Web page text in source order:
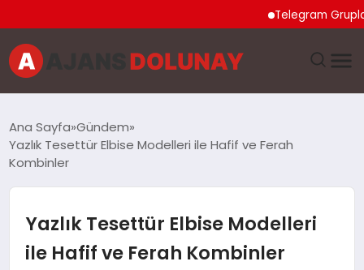
Telegram Grupları
EĞITIM
Ana Sayfa Gündem
Yazlık Tesettür Elbise Modelleri ile Hafif ve Ferah
Kombinler
Yazlık Tesettür Elbise Modelleri
ile Hafif ve Ferah Kombinler